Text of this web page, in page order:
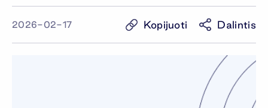
2026-02-17 Kopijuoti Dalintis